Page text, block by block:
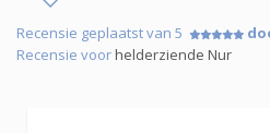
Recensie geplaatst van 5
Recensie voorhelderziende Nur